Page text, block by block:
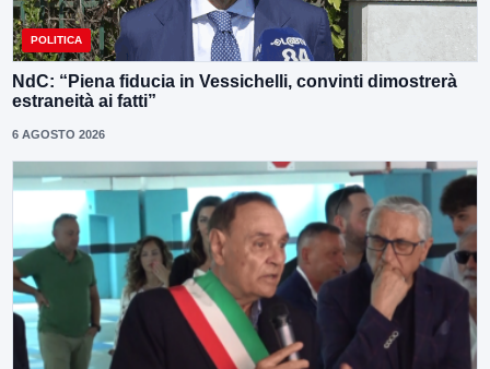
POLITICA
NdC: “Piena fiducia in Vessichelli, convinti dimostrerà
estraneità ai fatti”
6 AGOSTO 2026